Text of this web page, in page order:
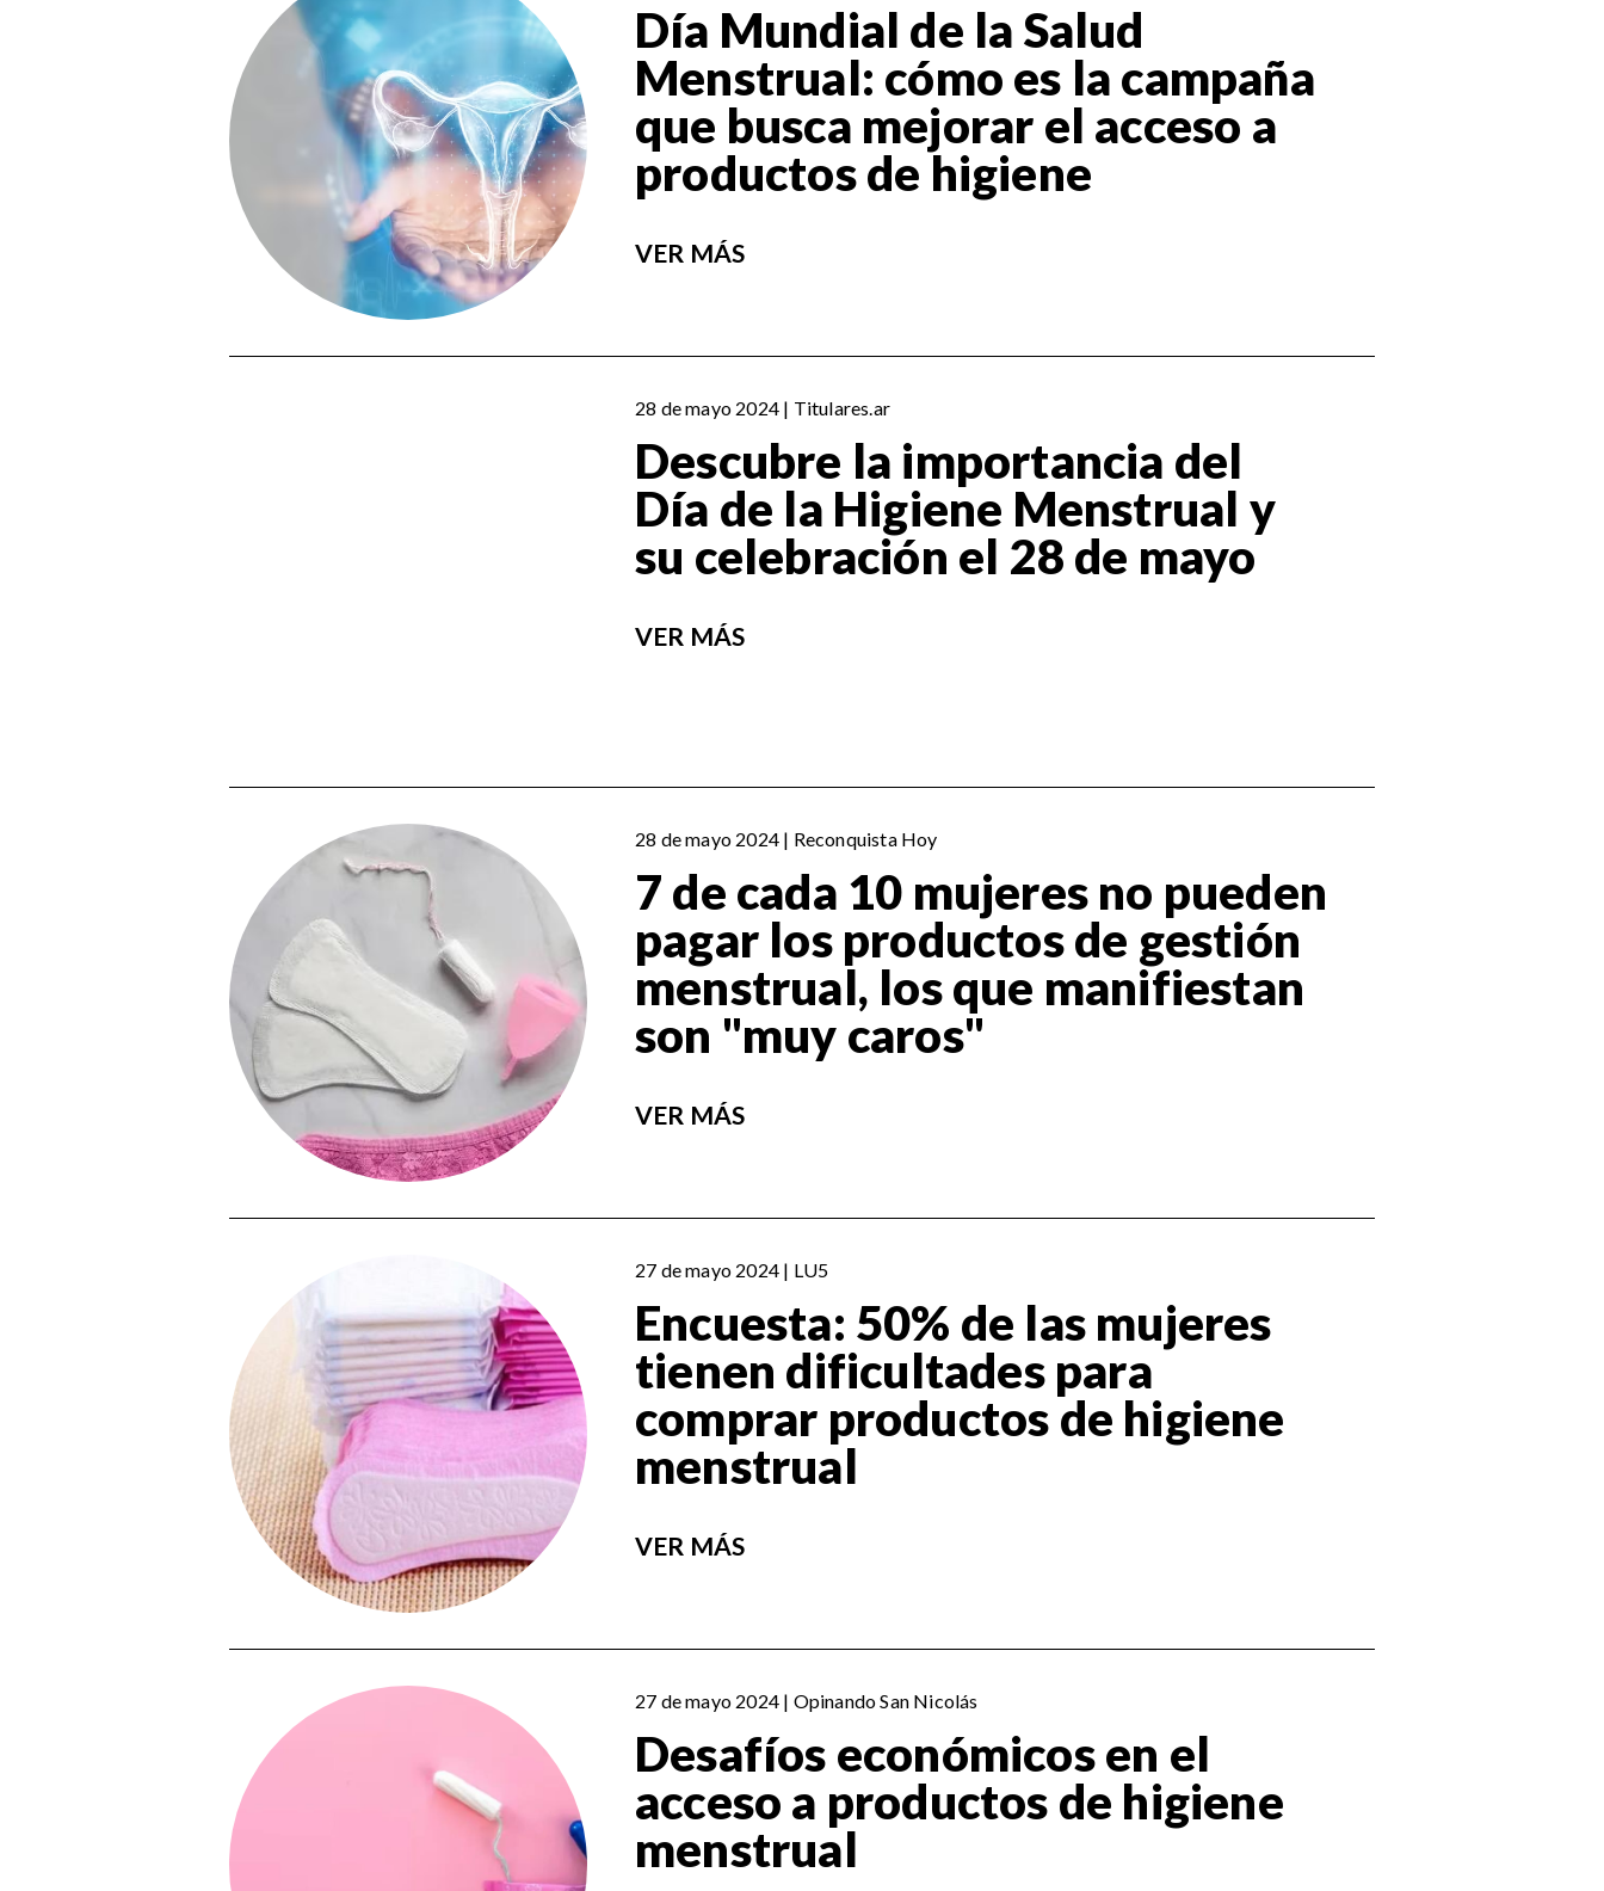
Día Mundial de la Salud
Menstrual: cómo es la campaña
que busca mejorar el acceso a
productos de higiene
VER MÁS
28 de mayo 2024 | Titulares.ar
Descubre la importancia del
Día de la Higiene Menstrual y
su celebración el 28 de mayo
VER MÁS
28 de mayo 2024 | Reconquista Hoy
7 de cada 10 mujeres no pueden
pagar los productos de gestión
menstrual, los que manifiestan
son "muy caros"
VER MÁS
27 de mayo 2024 | LU5
Encuesta: 50% de las mujeres
tienen dificultades para
comprar productos de higiene
menstrual
VER MÁS
27 de mayo 2024 | Opinando San Nicolás
Desafíos económicos en el
acceso a productos de higiene
menstrual